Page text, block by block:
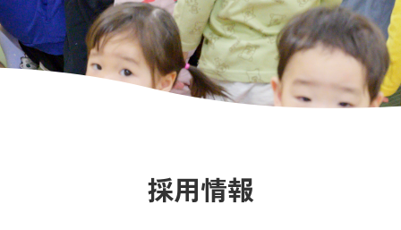
育
園
｜
広
採用情報